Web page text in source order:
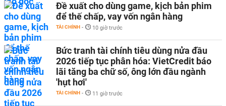
Đề xuất cho dùng game, kịch bản phim
để thế chấp, vay vốn ngân hàng
TÀI CHÍNH - 10 giờ trước
Bức tranh tài chính tiêu dùng nửa đầu
2026 tiếp tục phân hóa: VietCredit báo
lãi tăng ba chữ số, ông lớn đầu ngành
'hụt hơi'
TÀI CHÍNH - 11 giờ trước